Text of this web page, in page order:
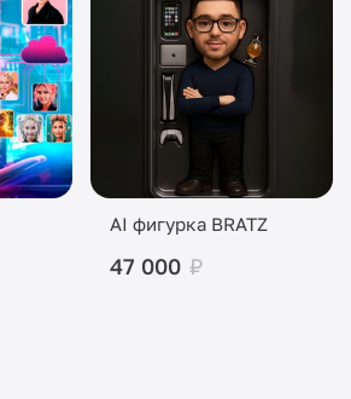
AI фигурка BRATZ
47 000 ₽